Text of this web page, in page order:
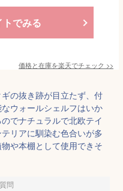
でみる
価格と在庫を楽天でチェック >>
の抜き跡が目立たず、付
ウォールシェルフはいか
でナチュラルで北欧テイ
リアに馴染む色合いが多
や本棚として使用できそ
問